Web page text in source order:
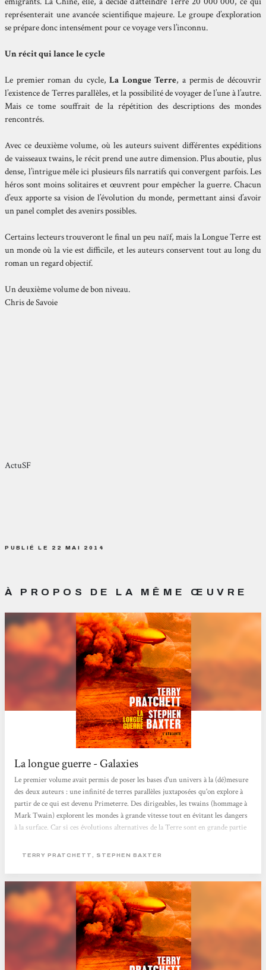
représenterait une avancée scientifique majeure. Le groupe d’exploration
se prépare donc intensément pour ce voyage vers l’inconnu.
Un récit qui lance le cycle
Le premier roman du cycle,La Longue Terre, a permis de découvrir
l’existence de Terres parallèles, et la possibilité de voyager de l’une à l’autre.
Mais ce tome souffrait de la répétition des descriptions des mondes
rencontrés.
Avec ce deuxième volume, où les auteurs suivent différentes expéditions
de vaisseaux twains, le récit prend une autre dimension. Plus aboutie, plus
dense, l’intrigue mêle ici plusieurs fils narratifs qui convergent parfois. Les
héros sont moins solitaires et œuvrent pour empêcher la guerre. Chacun
d’eux apporte sa vision de l’évolution du monde, permettant ainsi d’avoir
un panel complet des avenirs possibles.
Certains lecteurs trouveront le final un peu naïf, mais la Longue Terre est
un monde où la vie est difficile, et les auteurs conservent tout au long du
roman un regard objectif.
Un deuxième volume de bon niveau.
Chris de Savoie
ActuSF
PUBLIÉ LE 22 MAI 2014
À PROPOS DE LA MÊME ŒUVRE
La longue guerre - Galaxies
Le premier volume avait permis de poser les bases d'un univers à la (dé)mesure
des deux auteurs : une infinité de terres parallèles juxtaposées qu'on explore à
partir de ce qui est devenu Primeterre. Des dirigeables, les twains (hommage à
Mark Twain) explorent les mondes à grande vitesse tout en évitant les dangers
à la surface. Car si ces évolutions alternatives de la Terre sont en grande partie
inconnus, voire, dans les mondes "jokers", exceptions notables dans la
TERRY PRATCHETT, STEPHEN BAXTER